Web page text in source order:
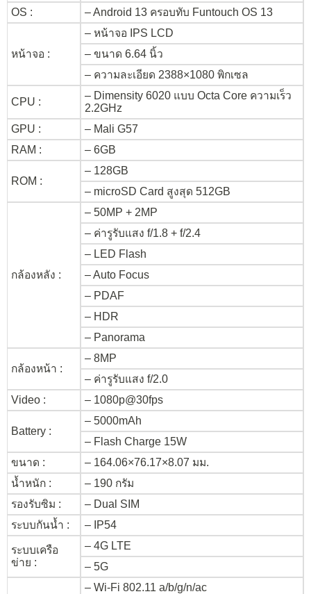
OS :
– Android 13 ครอบทับ Funtouch OS 13
หน้าจอ :
– หน้าจอ IPS LCD
– ขนาด 6.64 นิ้ว
– ความละเอียด 2388×1080 พิกเซล
CPU :
– Dimensity 6020 แบบ Octa Core ความเร็ว
2.2GHz
GPU :
– Mali G57
RAM :
– 6GB
ROM :
– 128GB
– microSD Card สูงสุด 512GB
กล้องหลัง :
– 50MP + 2MP
– ค่ารูรับแสง f/1.8 + f/2.4
– LED Flash
– Auto Focus
– PDAF
– HDR
– Panorama
กล้องหน้า :
– 8MP
– ค่ารูรับแสง f/2.0
Video :
– 1080p@30fps
Battery :
– 5000mAh
– Flash Charge 15W
ขนาด :
– 164.06×76.17×8.07 มม.
น้ำหนัก :
– 190 กรัม
รองรับซิม :
– Dual SIM
ระบบกันน้ำ :
– IP54
ระบบเครือ
ข่าย :
– 4G LTE
– 5G
– Wi-Fi 802.11 a/b/g/n/ac